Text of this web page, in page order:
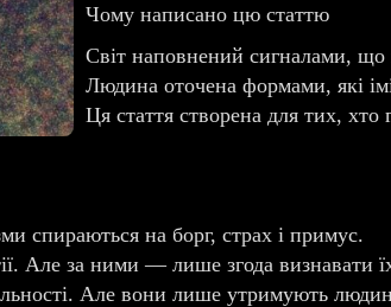
Чому написано цю статтю
Світ наповнений сигналами, що
Людина оточена формами, які
Ця стаття створена для тих, хто
спираються на борг, страх і примус.
Але за ними — лише згода визнавати
Але вони лише утримують